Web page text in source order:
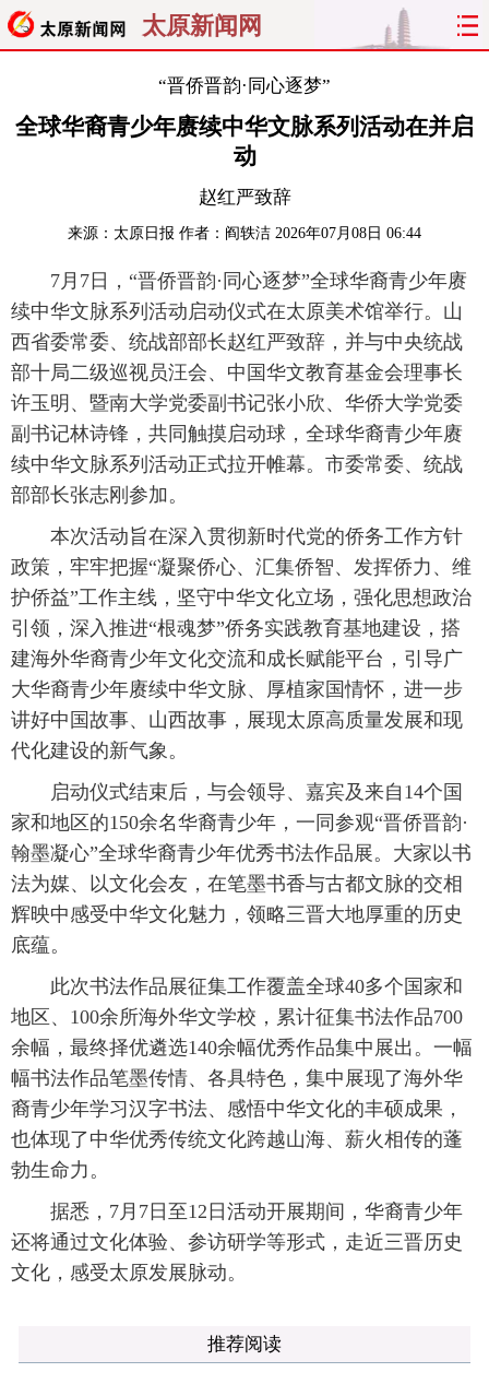
太原新闻网
聚焦 太原
经济 关注 文明 出行
曝光 综合
看天下 晋月读 最太原 网罗民生
太原日报 太原晚报 热评 社区
“晋侨晋韵·同心逐梦”
全球华裔青少年赓续中华文脉系列活动在并启
动
赵红严致辞
来源： 太原日报 作者：阎轶洁 2026年07月08日 06:44
7月7日，“晋侨晋韵·同心逐梦”全球华裔青少年赓
续中华文脉系列活动启动仪式在太原美术馆举行。山
西省委常委、统战部部长赵红严致辞，并与中央统战
部十局二级巡视员汪会、中国华文教育基金会理事长
许玉明、暨南大学党委副书记张小欣、华侨大学党委
副书记林诗锋，共同触摸启动球，全球华裔青少年赓
续中华文脉系列活动正式拉开帷幕。市委常委、统战
部部长张志刚参加。
本次活动旨在深入贯彻新时代党的侨务工作方针
政策，牢牢把握“凝聚侨心、汇集侨智、发挥侨力、维
护侨益”工作主线，坚守中华文化立场，强化思想政治
引领，深入推进“根魂梦”侨务实践教育基地建设，搭
建海外华裔青少年文化交流和成长赋能平台，引导广
大华裔青少年赓续中华文脉、厚植家国情怀，进一步
讲好中国故事、山西故事，展现太原高质量发展和现
代化建设的新气象。
启动仪式结束后，与会领导、嘉宾及来自14个国
家和地区的150余名华裔青少年，一同参观“晋侨晋韵·
翰墨凝心”全球华裔青少年优秀书法作品展。大家以书
法为媒、以文化会友，在笔墨书香与古都文脉的交相
辉映中感受中华文化魅力，领略三晋大地厚重的历史
底蕴。
此次书法作品展征集工作覆盖全球40多个国家和
地区、100余所海外华文学校，累计征集书法作品700
余幅，最终择优遴选140余幅优秀作品集中展出。一幅
幅书法作品笔墨传情、各具特色，集中展现了海外华
裔青少年学习汉字书法、感悟中华文化的丰硕成果，
也体现了中华优秀传统文化跨越山海、薪火相传的蓬
勃生命力。
据悉，7月7日至12日活动开展期间，华裔青少年
还将通过文化体验、参访研学等形式，走近三晋历史
文化，感受太原发展脉动。
推荐阅读